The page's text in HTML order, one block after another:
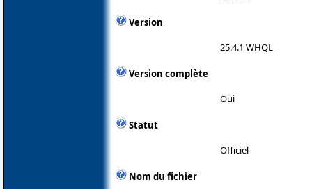
Version
25.4.1 WHQL
Version complète
Oui
Statut
Officiel
Nom du fichier